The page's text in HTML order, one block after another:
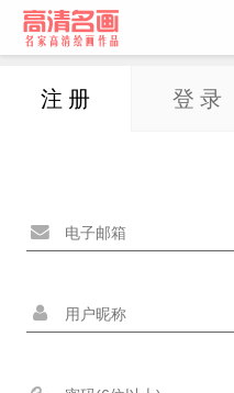
白描
书法
注 册 登 录